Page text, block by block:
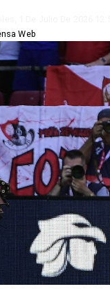
Web